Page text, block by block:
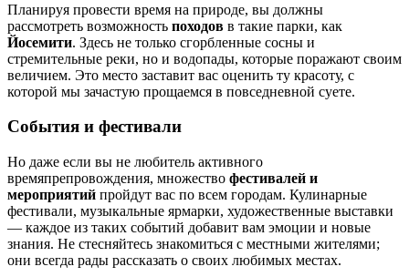
Планируя провести время на природе, вы должны
рассмотреть возможность походов в такие парки, как
Йосемити. Здесь не только сгорбленные сосны и
стремительные реки, но и водопады, которые поражают своим
величием. Это место заставит вас оценить ту красоту, с
которой мы зачастую прощаемся в повседневной суете.
События и фестивали
Но даже если вы не любитель активного
времяпрепровождения, множество фестивалей и
мероприятий пройдут вас по всем городам. Кулинарные
фестивали, музыкальные ярмарки, художественные выставки
— каждое из таких событий добавит вам эмоции и новые
знания. Не стесняйтесь знакомиться с местными жителями;
они всегда рады рассказать о своих любимых местах.